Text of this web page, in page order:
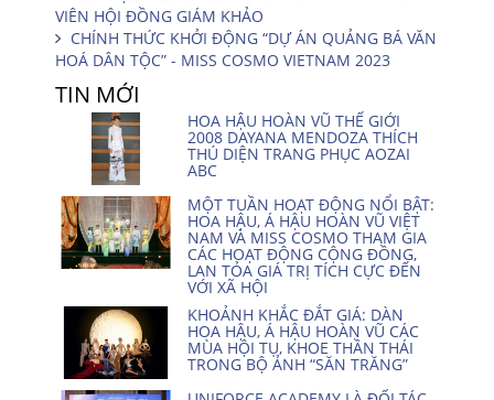
VIÊN HỘI ĐỒNG GIÁM KHẢO
CHÍNH THỨC KHỞI ĐỘNG “DỰ ÁN QUẢNG BÁ VĂN
HOÁ DÂN TỘC” - MISS COSMO VIETNAM 2023
TIN MỚI
HOA HẬU HOÀN VŨ THẾ GIỚI
2008 DAYANA MENDOZA THÍCH
THÚ DIỆN TRANG PHỤC AOZAI
ABC
MỘT TUẦN HOẠT ĐỘNG NỔI BẬT:
HOA HẬU, Á HẬU HOÀN VŨ VIỆT
NAM VÀ MISS COSMO THAM GIA
CÁC HOẠT ĐỘNG CỘNG ĐỒNG,
LAN TỎA GIÁ TRỊ TÍCH CỰC ĐẾN
VỚI XÃ HỘI
KHOẢNH KHẮC ĐẮT GIÁ: DÀN
HOA HẬU, Á HẬU HOÀN VŨ CÁC
MÙA HỘI TỤ, KHOE THẦN THÁI
TRONG BỘ ẢNH “SĂN TRĂNG”